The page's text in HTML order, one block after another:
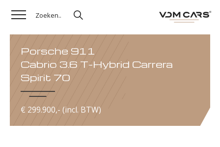
Porsche 911
Cabrio 3.6 T-Hybrid Carrera
Spirit 70
€ 299.900,- (incl. BTW)